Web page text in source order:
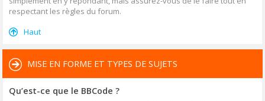
respectant les règles du forum.
Haut
MISE EN FORME ET TYPES DE SUJETS
Qu’est-ce que le BBCode ?